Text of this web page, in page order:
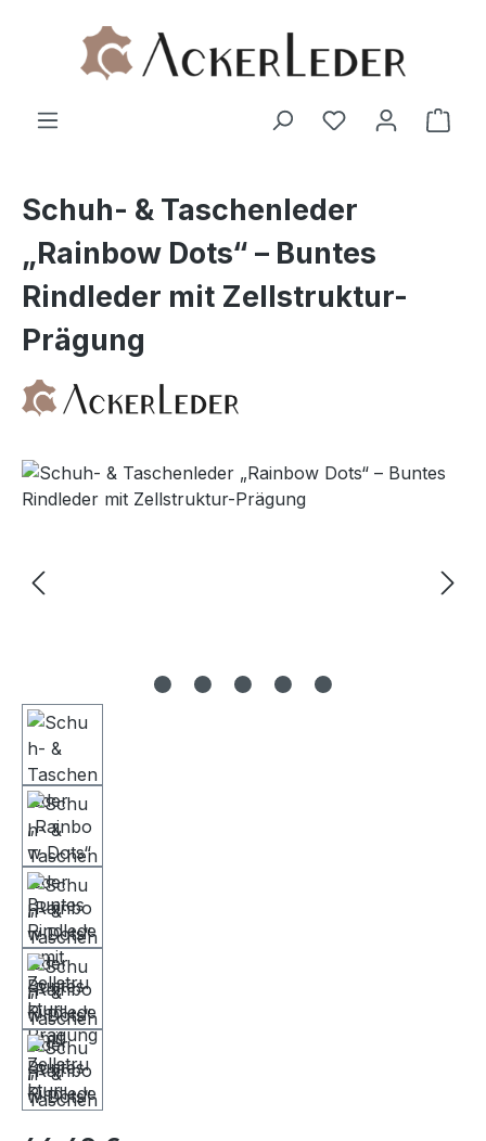
Zum Hauptinhalt springen
Schuh- & Taschenleder
„Rainbow Dots“ – Buntes
Rindleder mit Zellstruktur-
Prägung
Bildergalerie überspringen